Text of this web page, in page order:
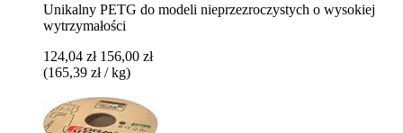
Unikalny PETG do modeli nieprzezroczystych o wysokiej
wytrzymałości
124,04 zł 156,00 zł
(165,39 zł / kg)